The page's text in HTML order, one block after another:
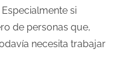
si
de personas que,
necesita trabajar